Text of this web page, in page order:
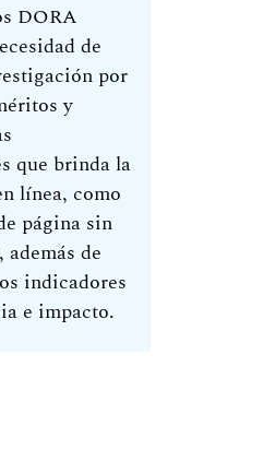
DORA
de
por
y
que brinda la
línea, como
página sin
de
indicadores
e impacto.